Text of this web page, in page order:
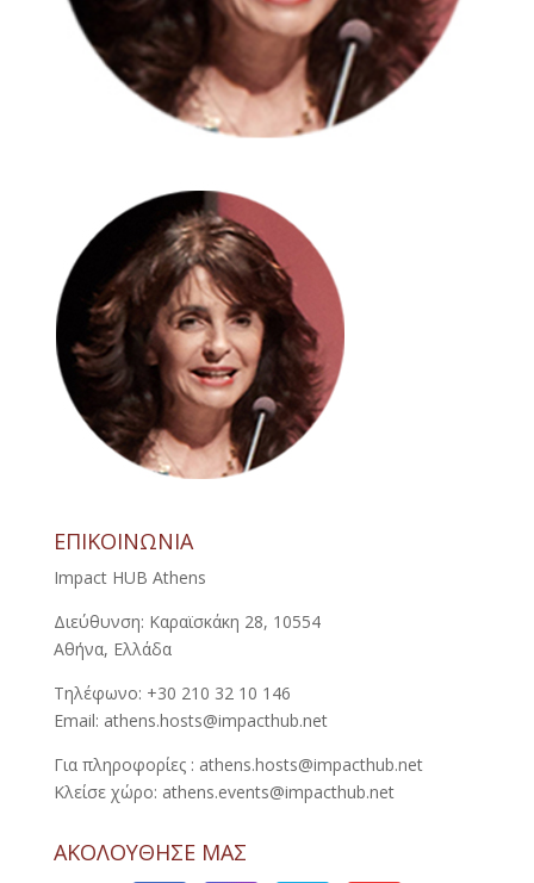
ΕΠΙΚΟΙΝΩΝΙΑ
Impact HUB Athens
Διεύθυνση: Καραϊσκάκη 28, 10554
Αθήνα, Ελλάδα
Τηλέφωνο: +30 210 32 10 146
Email: athens.hosts@impacthub.net
Για πληροφορίες : athens.hosts@impacthub.net
Κλείσε χώρο: athens.events@impacthub.net
ΑΚΟΛΟΥΘΗΣΕ ΜΑΣ